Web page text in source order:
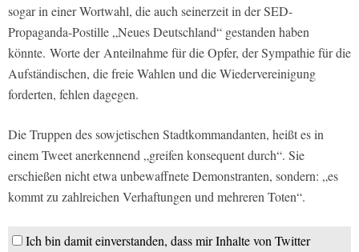
sogar in einer Wortwahl, die auch seinerzeit in der SED-
Propaganda-Postille „Neues Deutschland“ gestanden haben
könnte. Worte der Anteilnahme für die Opfer, der Sympathie für die
Aufständischen, die freie Wahlen und die Wiedervereinigung
forderten, fehlen dagegen.
Die Truppen des sowjetischen Stadtkommandanten, heißt es in
einem Tweet anerkennend „greifen konsequent durch“. Sie
erschießen nicht etwa unbewaffnete Demonstranten, sondern: „es
kommt zu zahlreichen Verhaftungen und mehreren Toten“.
Ich bin damit einverstanden, dass mir Inhalte von Twitter